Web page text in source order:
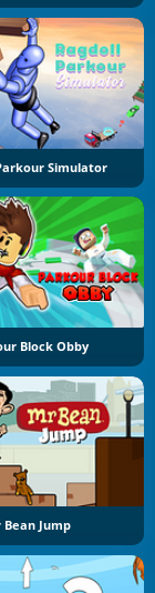
Simulator
Block Obby
Bean Jump